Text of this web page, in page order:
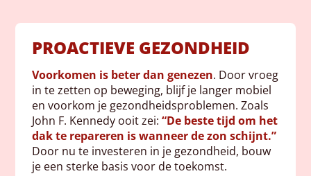
PROACTIEVE GEZONDHEID
Voorkomen is beter dan genezen. Door vroeg
in te zetten op beweging, blijf je langer mobiel
en voorkom je gezondheidsproblemen. Zoals
John F. Kennedy ooit zei:“De beste tijd om het
dak te repareren is wanneer de zon schijnt.”
Door nu te investeren in je gezondheid, bouw
je een sterke basis voor de toekomst.